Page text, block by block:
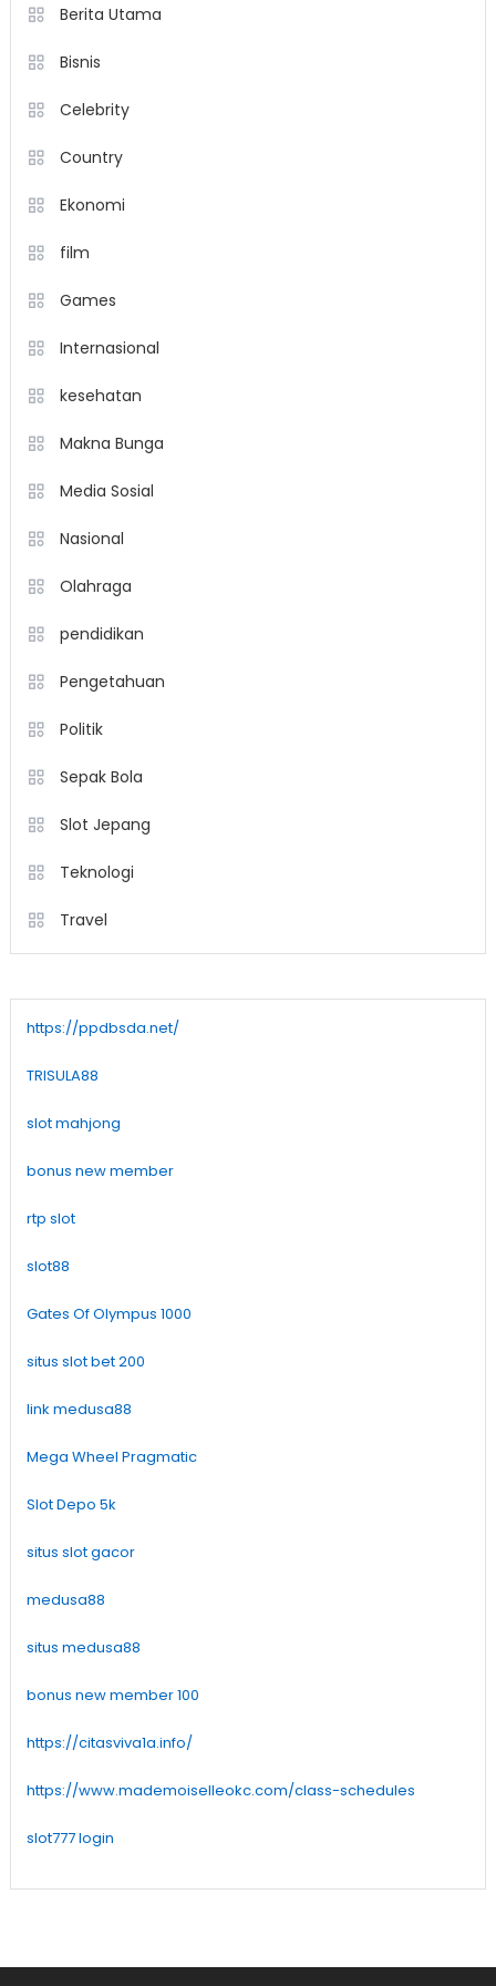
Berita Utama
Bisnis
Celebrity
Country
Ekonomi
film
Games
Internasional
kesehatan
Makna Bunga
Media Sosial
Nasional
Olahraga
pendidikan
Pengetahuan
Politik
Sepak Bola
Slot Jepang
Teknologi
Travel
https://ppdbsda.net/
TRISULA88
slot mahjong
bonus new member
rtp slot
slot88
Gates Of Olympus 1000
situs slot bet 200
link medusa88
Mega Wheel Pragmatic
Slot Depo 5k
situs slot gacor
medusa88
situs medusa88
bonus new member 100
https://citasviva1a.info/
https://www.mademoiselleokc.com/class-schedules
slot777 login